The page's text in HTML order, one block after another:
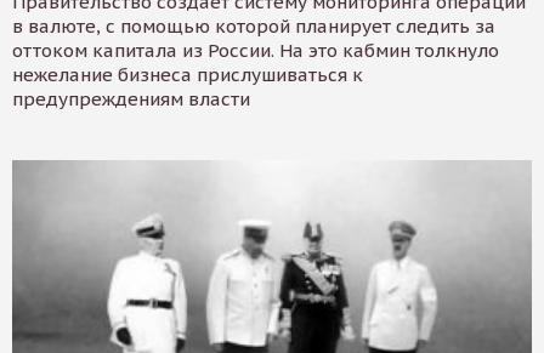
в валюте, с помощью которой планирует следить за
оттоком капитала из России. На это кабмин толкнуло
нежелание бизнеса прислушиваться к
предупреждениям власти